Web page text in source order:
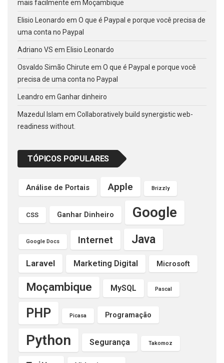
mais facilmente em Moçambique
Elisio Leonardo em O que é Paypal e porque você precisa de
uma conta no Paypal
Adriano VS em Elisio Leonardo
Osvaldo Simão Chirute em O que é Paypal e porque você
precisa de uma conta no Paypal
Leandro em Ganhar dinheiro
Mazedul Islam em Collaboratively build synergistic web-
readiness without.
TÓPICOS POPULARES
Análise de Portais Apple Brizzly
CSS Ganhar Dinheiro Google
Google Docs Internet Java
Laravel Marketing Digital Microsoft
Moçambique MySQL Pascal
PHP Picasa Programação
Python Segurança Takomoz